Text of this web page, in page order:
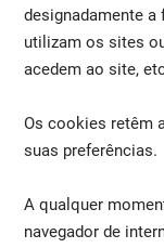
designadamente
utilizam os sites
acedem ao site,
Os cookies retêm
suas preferências.
A qualquer
navegador de